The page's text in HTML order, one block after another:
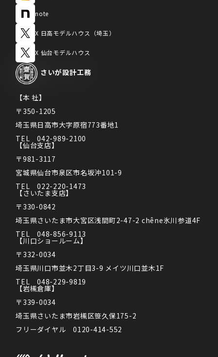
さいが設計工務
【本 社】
〒350-1205
埼玉県日高市大字原宿773番地1
TEL　042-989-2100
【仙台支店】
〒981-3117
宮城県仙台市泉区市名坂沖101-9
TEL　022-220-1473
【さいたま支店】
〒330-0842
埼玉県さいたま市大宮区浅間町2-47-2 chêne氷川参道4F
TEL　048-856-9113
【川口ショールーム】
〒332-0034
埼玉県川口市並木2丁目3-9 メイツ川口並木1F
TEL　048-229-9819
【岩槻倉庫】
〒339-0034
埼玉県さいたま市岩槻区笹久保175-2
フリーダイヤル　0120-414-552
note
X 日高モデルハウス（埼玉）
X 仙台モデルハウス